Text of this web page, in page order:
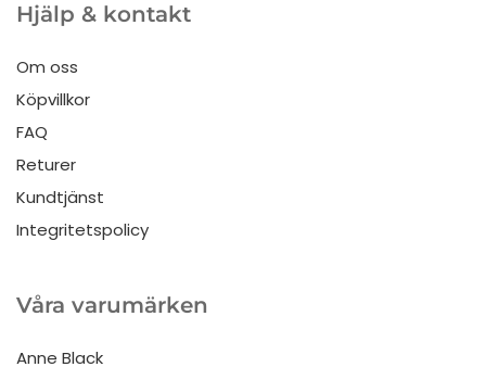
Hjälp & kontakt
Om oss
Köpvillkor
FAQ
Returer
Kundtjänst
Integritetspolicy
Våra varumärken
Anne Black